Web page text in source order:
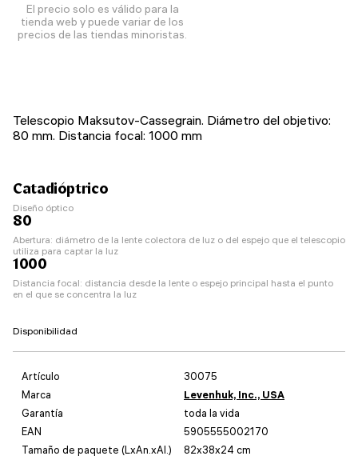
El precio solo es válido para la
tienda web y puede variar de los
precios de las tiendas minoristas.
Telescopio Maksutov-Cassegrain. Diámetro del objetivo:
80 mm. Distancia focal: 1000 mm
Catadióptrico
Diseño óptico
80
Abertura: diámetro de la lente colectora de luz o del espejo que el telescopio
utiliza para captar la luz
1000
Distancia focal: distancia desde la lente o espejo principal hasta el punto
en el que se concentra la luz
Disponibilidad
Artículo
30075
Marca
Levenhuk, Inc., USA
Garantía
toda la vida
EAN
5905555002170
Tamaño de paquete (LxAn.xAl.)
82x38x24 cm